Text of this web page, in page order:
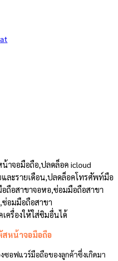
หน้าจอมือถือ
อฟแวร์มือถือของลูกค้าซึ่งเกิดมา